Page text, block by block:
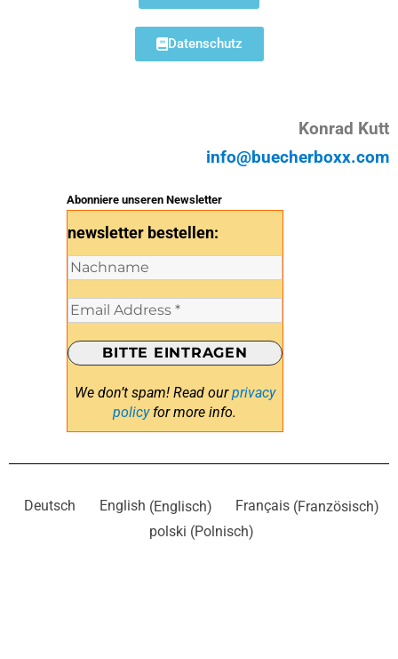
Datenschutz
Konrad Kutt
info@buecherboxx.com
Abonniere unseren Newsletter
newsletter bestellen:
We don’t spam! Read ourprivacy
policyfor more info.
Deutsch English (Englisch) Français (Französisch)
polski (Polnisch)